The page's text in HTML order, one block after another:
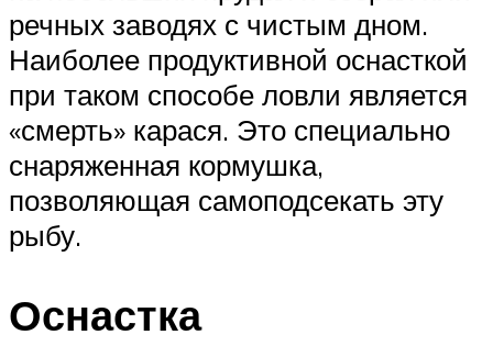
речных заводях с чистым дном.
Наиболее продуктивной оснасткой
при таком способе ловли является
«смерть» карася. Это специально
снаряженная кормушка,
позволяющая самоподсекать эту
рыбу.
Оснастка